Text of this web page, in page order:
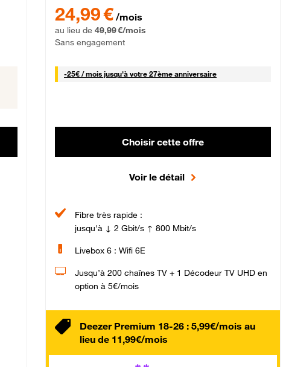
24,99 € /mois
au lieu de 49,99 €/mois
Sans engagement
-25€ / mois25 € par mois
jusqu'à votre 27ème anniversaire
Choisir cette offre
Voir le détail
Fibre très rapide :
jusqu'à ↓ 2 Gbit/s ↑ 800 Mbit/s
Livebox 6 : Wifi 6E
Jusqu’à 200 chaînes TV + 1 Décodeur TV UHD en
option à 5€/mois
Deezer Premium 18-26 : 5,99€/mois au
lieu de 11,99€/mois